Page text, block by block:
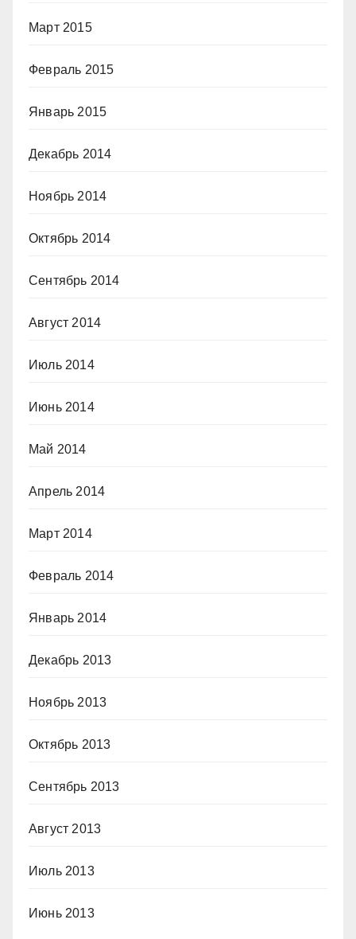
Март 2015
Февраль 2015
Январь 2015
Декабрь 2014
Ноябрь 2014
Октябрь 2014
Сентябрь 2014
Август 2014
Июль 2014
Июнь 2014
Май 2014
Апрель 2014
Март 2014
Февраль 2014
Январь 2014
Декабрь 2013
Ноябрь 2013
Октябрь 2013
Сентябрь 2013
Август 2013
Июль 2013
Июнь 2013